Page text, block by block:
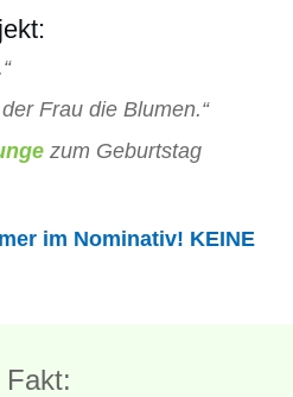
Frau die Blumen.“
zum Geburtstag
im Nominativ! KEINE
Fakt: